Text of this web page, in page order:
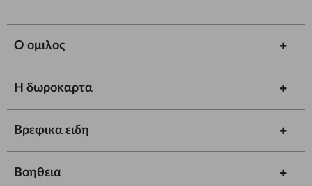
Ο ομιλος
Η δωροκαρτα
Βρεφικα ειδη
Βοηθεια